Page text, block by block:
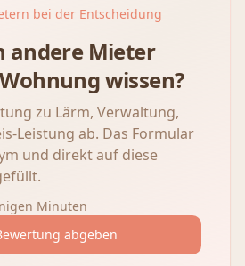
bei der Entscheidung
andere Mieter
wissen?
zu Lärm, Verwaltung,
Leistung ab. Das Formular
und direkt auf diese
Minuten
abgeben